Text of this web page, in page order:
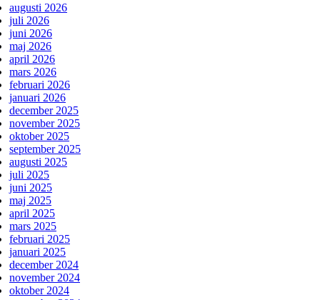
augusti 2026
juli 2026
juni 2026
maj 2026
april 2026
mars 2026
februari 2026
januari 2026
december 2025
november 2025
oktober 2025
september 2025
augusti 2025
juli 2025
juni 2025
maj 2025
april 2025
mars 2025
februari 2025
januari 2025
december 2024
november 2024
oktober 2024